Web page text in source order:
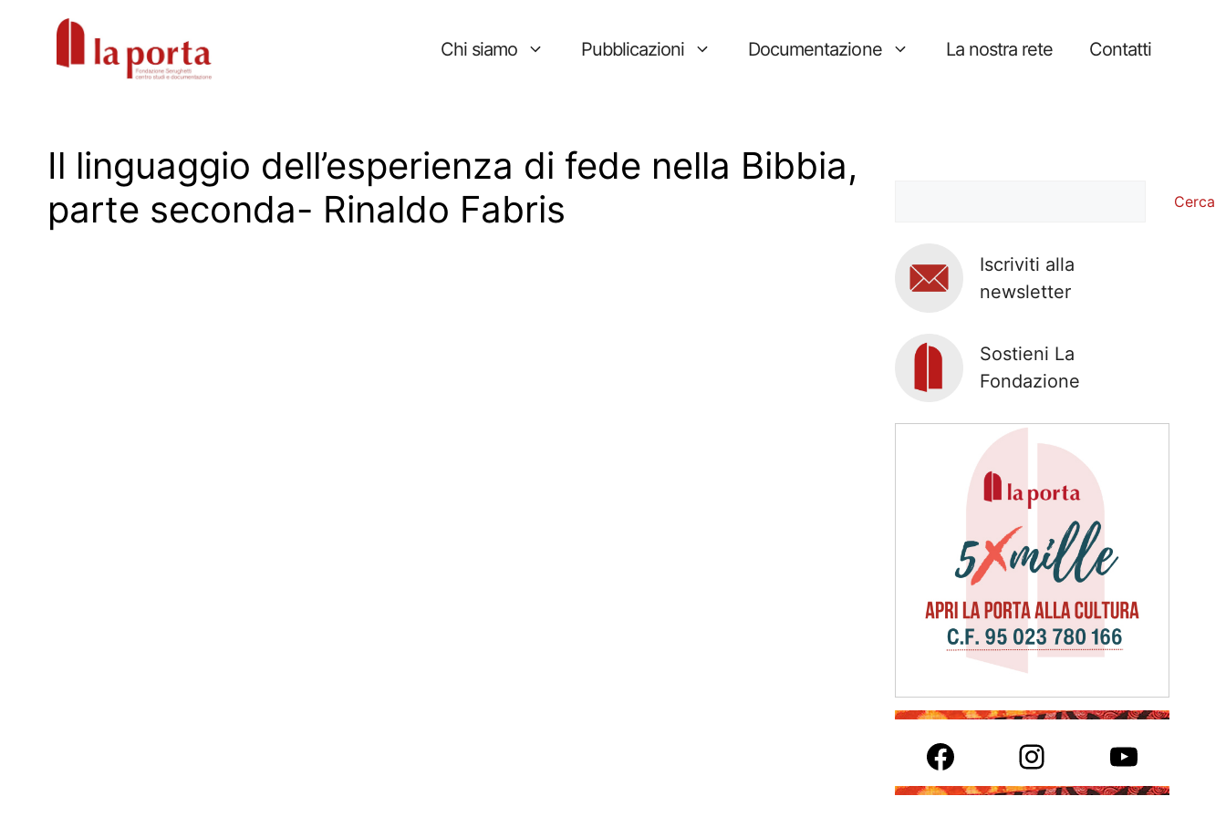
Chi siamo Pubblicazioni Documentazione La nostra rete Contatti
Il linguaggio dell’esperienza di fede nella Bibbia,
parte seconda- Rinaldo Fabris
Cerca
Iscriviti alla
newsletter
Sostieni La
Fondazione
Facebook Instagram YouTube